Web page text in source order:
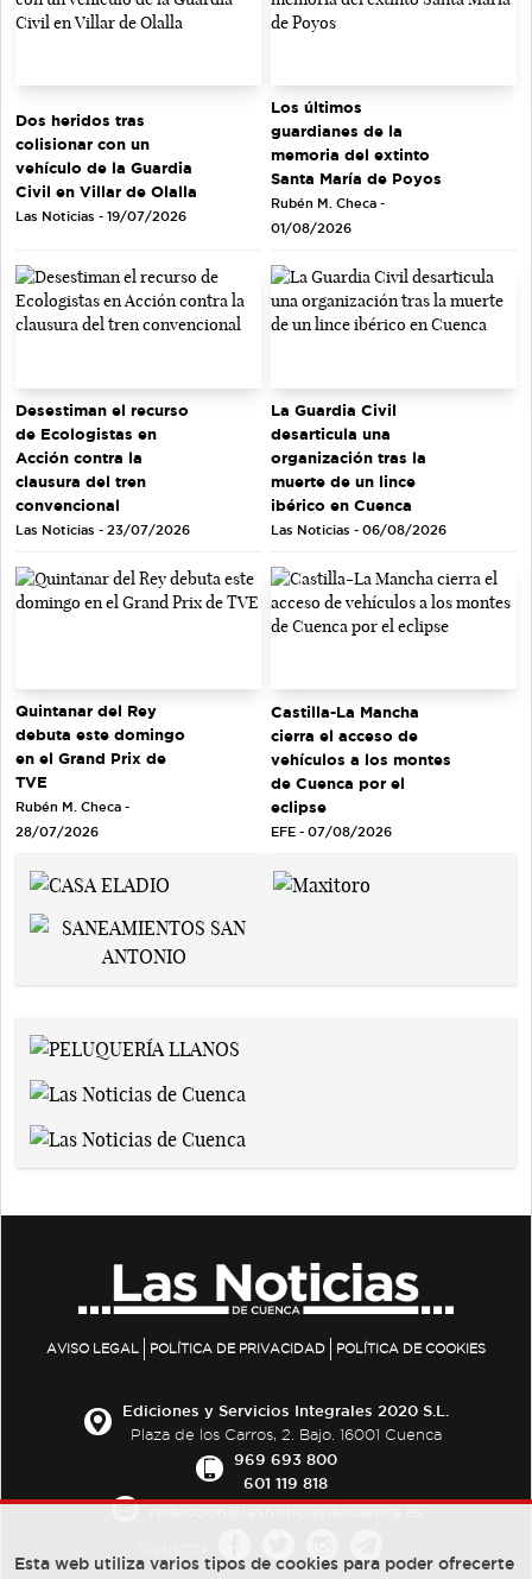
Dos heridos tras
colisionar con un
vehículo de la Guardia
Civil en Villar de Olalla
Las Noticias - 19/07/2026
Los últimos
guardianes de la
memoria del extinto
Santa María de Poyos
Rubén M. Checa -
01/08/2026
Desestiman el recurso
de Ecologistas en
Acción contra la
clausura del tren
convencional
Las Noticias - 23/07/2026
La Guardia Civil
desarticula una
organización tras la
muerte de un lince
ibérico en Cuenca
Las Noticias - 06/08/2026
Quintanar del Rey
debuta este domingo
en el Grand Prix de
TVE
Rubén M. Checa -
28/07/2026
Castilla-La Mancha
cierra el acceso de
vehículos a los montes
de Cuenca por el
eclipse
EFE - 07/08/2026
AVISO LEGAL POLÍTICA DE PRIVACIDAD POLÍTICA DE COOKIES
Ediciones y Servicios Integrales 2020 S.L.
Plaza de los Carros, 2. Bajo. 16001 Cuenca
969 693 800
601 119 818
Esta web utiliza varios tipos de cookies para poder ofrecerte